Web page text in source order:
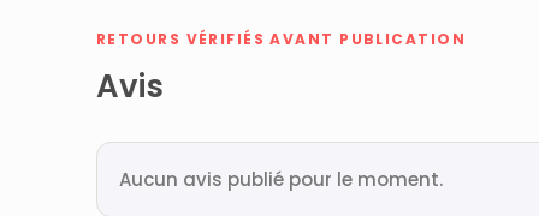
RETOURS VÉRIFIÉS AVANT PUBLICATION
Avis
Aucun avis publié pour le moment.